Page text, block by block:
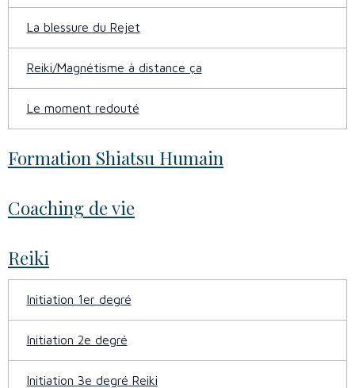
La blessure du Rejet
Reiki/Magnétisme à distance ça
Le moment redouté
Formation Shiatsu Humain
Coaching de vie
Reiki
Initiation 1er degré
Initiation 2e degré
Initiation 3e degré Reiki